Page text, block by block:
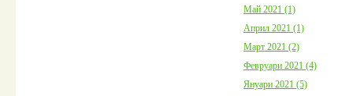
Май 2021 (1)
Април 2021 (1)
Март 2021 (2)
Февруари 2021 (4)
Януари 2021 (5)